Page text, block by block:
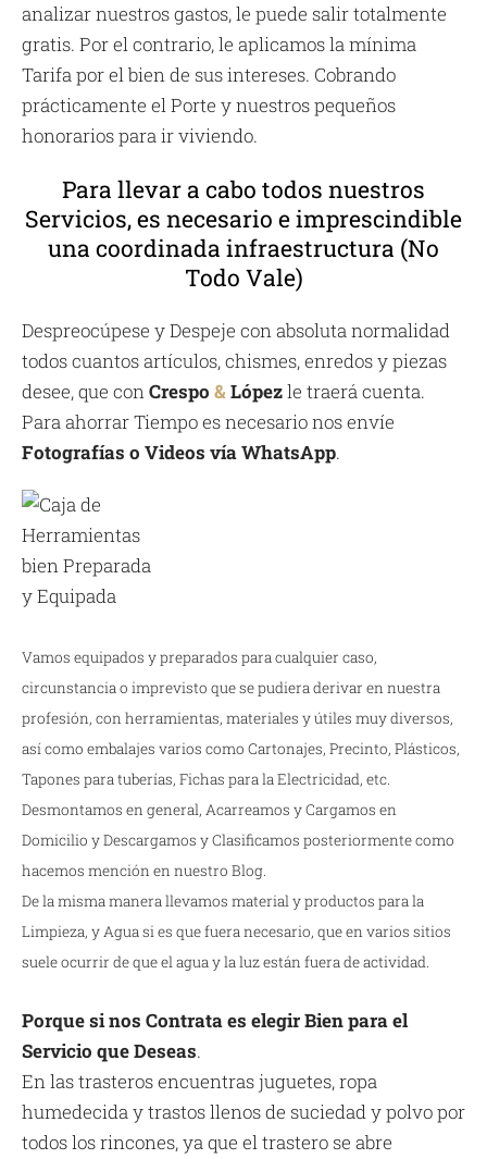
analizar nuestros gastos, le puede salir totalmente
gratis. Por el contrario, le aplicamos la mínima
Tarifa por el bien de sus intereses. Cobrando
prácticamente el Porte y nuestros pequeños
honorarios para ir viviendo.
Para llevar a cabo todos nuestros
Servicios, es necesario e imprescindible
una coordinada infraestructura (No
Todo Vale)
Despreocúpese y Despeje con absoluta normalidad
todos cuantos artículos, chismes, enredos y piezas
desee, que conCrespo &Lópezle traerá cuenta.
Para ahorrar Tiempo es necesario nos envíe
Fotografías o Videos vía WhatsApp.
Vamos equipados y preparados para cualquier caso,
circunstancia o imprevisto que se pudiera derivar en nuestra
profesión, con herramientas, materiales y útiles muy diversos,
así como embalajes varios como Cartonajes, Precinto, Plásticos,
Tapones para tuberías, Fichas para la Electricidad, etc.
Desmontamos en general, Acarreamos y Cargamos en
Domicilio y Descargamos y Clasificamos posteriormente como
hacemos mención en nuestro Blog.
De la misma manera llevamos material y productos para la
Limpieza, y Agua si es que fuera necesario, que en varios sitios
suele ocurrir de que el agua y la luz están fuera de actividad.
Porque si nos Contrata es elegir Bien para el
Servicio que Deseas.
En las trasteros encuentras juguetes, ropa
humedecida y trastos llenos de suciedad y polvo por
todos los rincones, ya que el trastero se abre